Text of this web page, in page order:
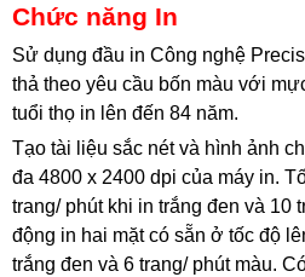
Chức năng In
Sử dụng đầu in Công nghệ
thả theo yêu cầu bốn màu với
tuổi thọ in lên đến 84 năm.
Tạo tài liệu sắc nét và hình ảnh
đa 4800 x 2400 dpi của máy in.
trang/ phút khi in trắng đen và 10
động in hai mặt có sẵn ở tốc độ
trắng đen và 6 trang/ phút màu.